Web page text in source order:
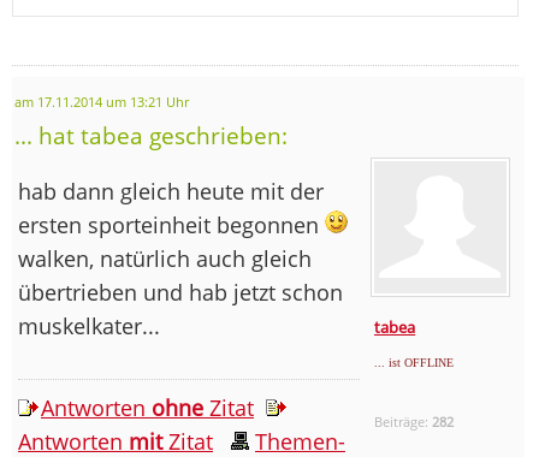
am 17.11.2014 um 13:21 Uhr
... hat tabea geschrieben:
tabea
... ist OFFLINE
Beiträge: 282
hab dann gleich heute mit der
ersten sporteinheit begonnen
walken, natürlich auch gleich
übertrieben und hab jetzt schon
muskelkater...
Antworten ohne Zitat
Antworten mitZitat
Themen-